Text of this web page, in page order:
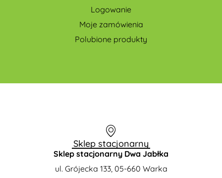
Logowanie
Moje zamówienia
Polubione produkty
Sklep stacjonarny
Sklep stacjonarny Dwa Jabłka
ul. Grójecka 133, 05-660 Warka